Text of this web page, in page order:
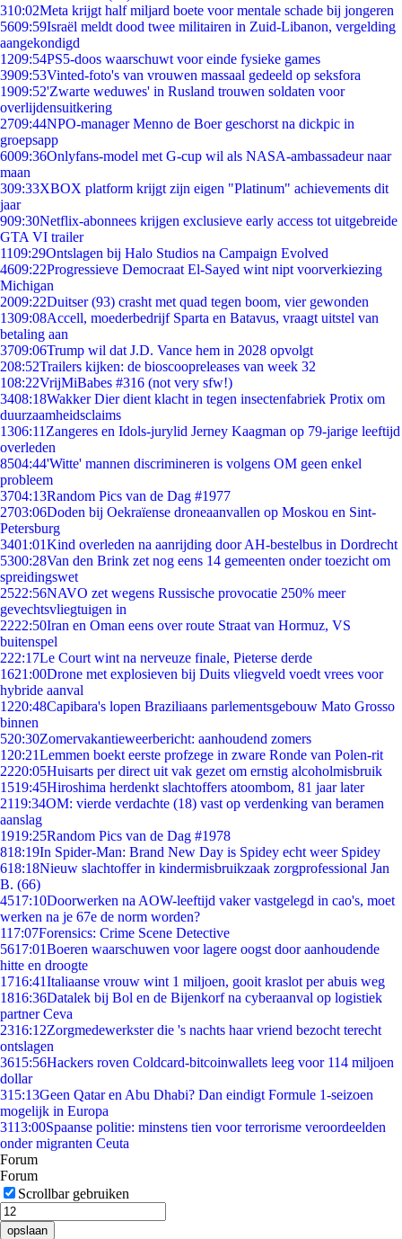
310:02Meta krijgt half miljard boete voor mentale schade bij jongeren
5609:59Israël meldt dood twee militairen in Zuid-Libanon, vergelding
aangekondigd
1209:54PS5-doos waarschuwt voor einde fysieke games
3909:53Vinted-foto's van vrouwen massaal gedeeld op seksfora
1909:52'Zwarte weduwes' in Rusland trouwen soldaten voor
overlijdensuitkering
2709:44NPO-manager Menno de Boer geschorst na dickpic in
groepsapp
6009:36Onlyfans-model met G-cup wil als NASA-ambassadeur naar
maan
309:33XBOX platform krijgt zijn eigen "Platinum" achievements dit
jaar
909:30Netflix-abonnees krijgen exclusieve early access tot uitgebreide
GTA VI trailer
1109:29Ontslagen bij Halo Studios na Campaign Evolved
4609:22Progressieve Democraat El-Sayed wint nipt voorverkiezing
Michigan
2009:22Duitser (93) crasht met quad tegen boom, vier gewonden
1309:08Accell, moederbedrijf Sparta en Batavus, vraagt uitstel van
betaling aan
3709:06Trump wil dat J.D. Vance hem in 2028 opvolgt
208:52Trailers kijken: de bioscoopreleases van week 32
108:22VrijMiBabes #316 (not very sfw!)
3408:18Wakker Dier dient klacht in tegen insectenfabriek Protix om
duurzaamheidsclaims
1306:11 Zangeres en Idols-jurylid Jerney Kaagman op 79-jarige leeftijd
overleden
8504:44'Witte' mannen discrimineren is volgens OM geen enkel
probleem
3704:13Random Pics van de Dag #1977
2703:06Doden bij Oekraïense droneaanvallen op Moskou en Sint-
Petersburg
3401:01Kind overleden na aanrijding door AH-bestelbus in Dordrecht
5300:28Van den Brink zet nog eens 14 gemeenten onder toezicht om
spreidingswet
2522:56NAVO zet wegens Russische provocatie 250% meer
gevechtsvliegtuigen in
2222:50Iran en Oman eens over route Straat van Hormuz, VS
buitenspel
222:17Le Court wint na nerveuze finale, Pieterse derde
1621:00Drone met explosieven bij Duits vliegveld voedt vrees voor
hybride aanval
1220:48Capibara's lopen Braziliaans parlementsgebouw Mato Grosso
binnen
520:30Zomervakantieweerbericht: aanhoudend zomers
1 20:21Lemmen boekt eerste profzege in zware Ronde van Polen-rit
2220:05Huisarts per direct uit vak gezet om ernstig alcoholmisbruik
1519:45Hiroshima herdenkt slachtoffers atoombom, 81 jaar later
2119:34OM: vierde verdachte (18) vast op verdenking van beramen
aanslag
1919:25Random Pics van de Dag #1978
818:19In Spider-Man: Brand New Day is Spidey echt weer Spidey
618:18Nieuw slachtoffer in kindermisbruikzaak zorgprofessional Jan
B. (66)
4517:10Doorwerken na AOW-leeftijd vaker vastgelegd in cao's, moet
werken na je 67e de norm worden?
117:07Forensics: Crime Scene Detective
5617:01Boeren waarschuwen voor lagere oogst door aanhoudende
hitte en droogte
1716:41Italiaanse vrouw wint 1 miljoen, gooit kraslot per abuis weg
1816:36Datalek bij Bol en de Bijenkorf na cyberaanval op logistiek
partner Ceva
2316:12Zorgmedewerkster die 's nachts haar vriend bezocht terecht
ontslagen
3615:56Hackers roven Coldcard-bitcoinwallets leeg voor 114 miljoen
dollar
315:13Geen Qatar en Abu Dhabi? Dan eindigt Formule 1-seizoen
mogelijk in Europa
3113:00Spaanse politie: minstens tien voor terrorisme veroordeelden
onder migranten Ceuta
Forum
Forum
Scrollbar gebruiken
opslaan